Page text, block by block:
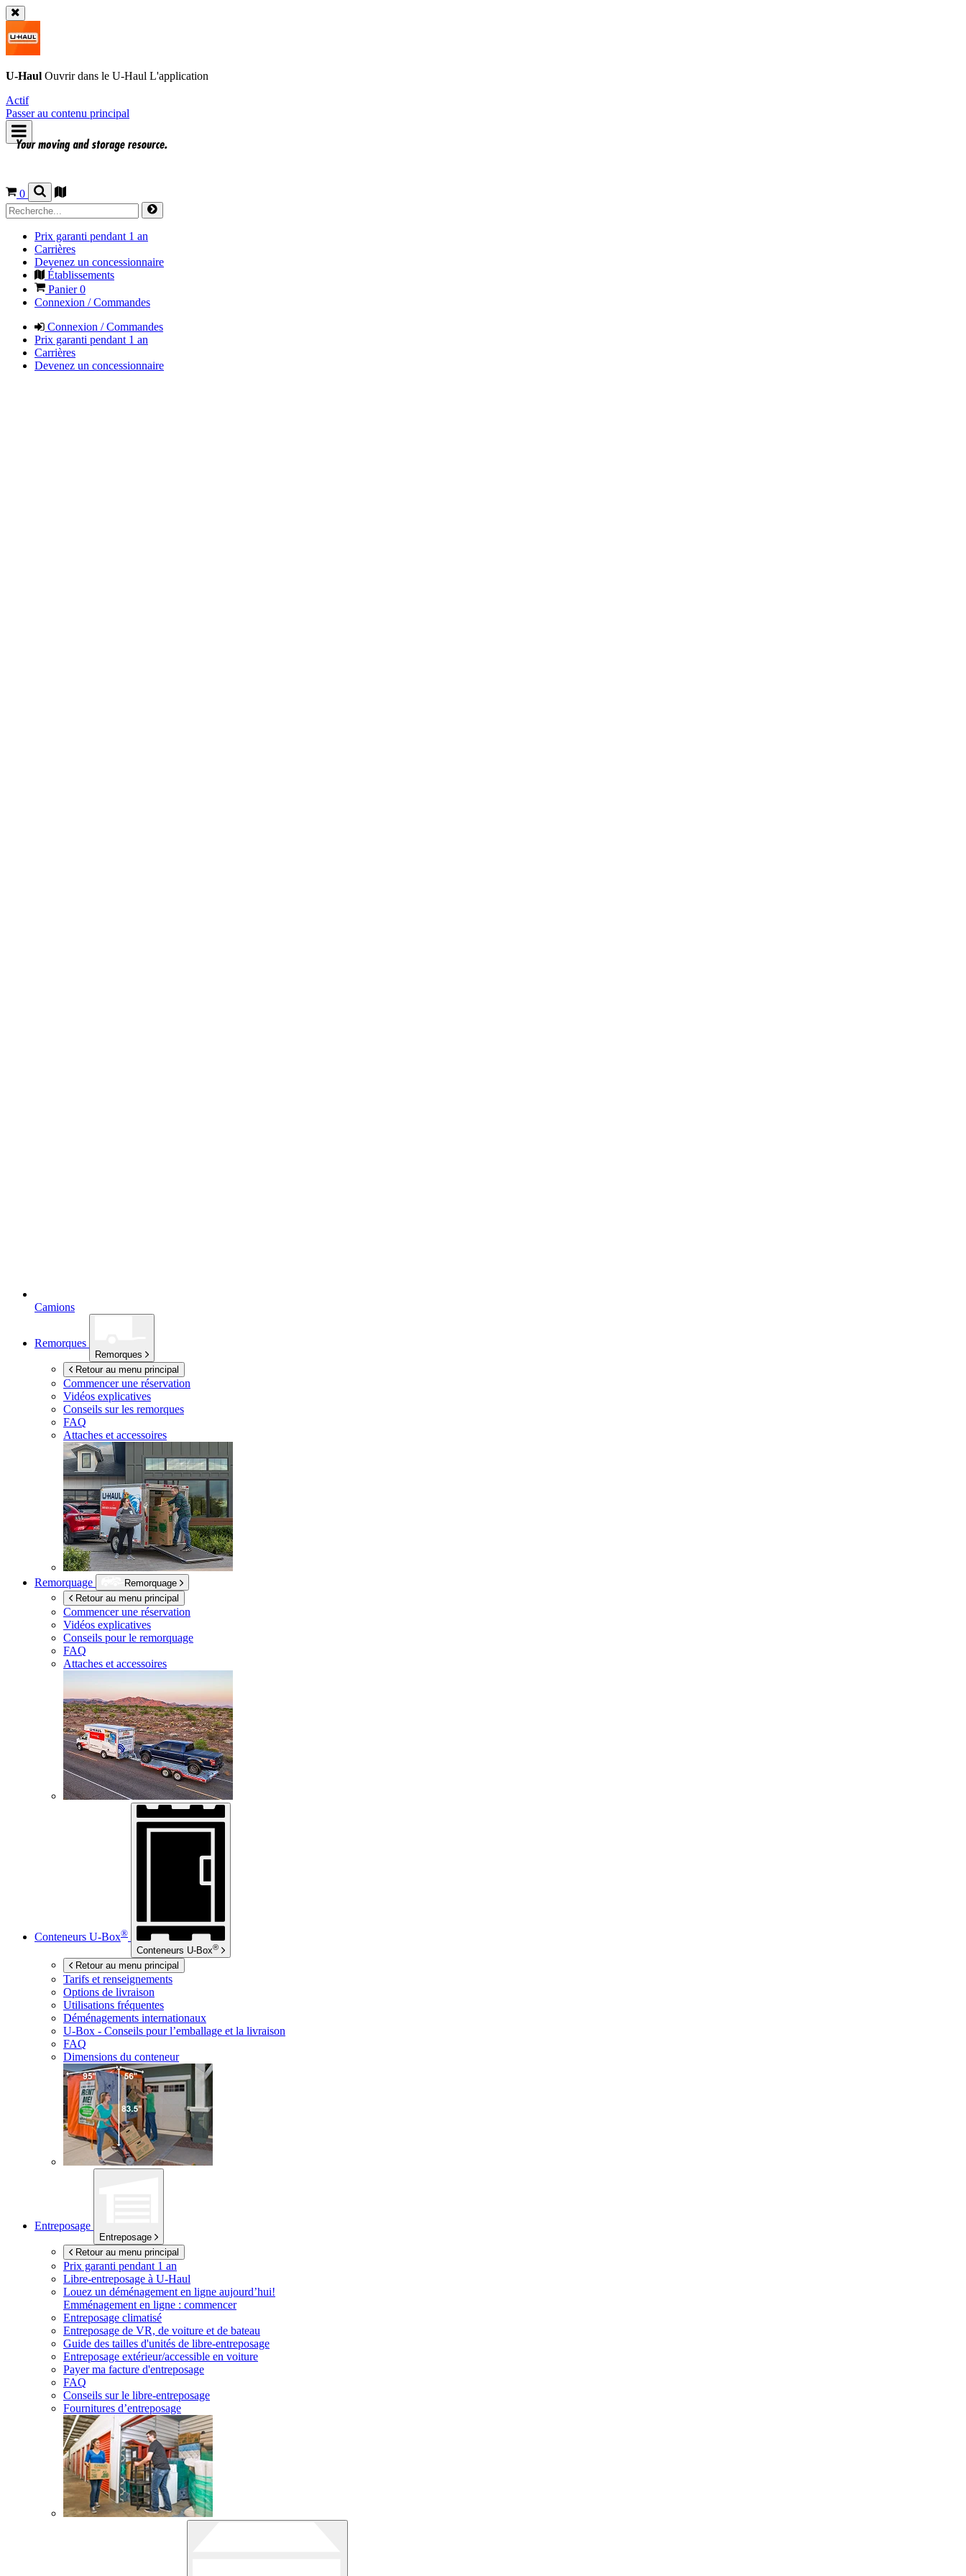
U-Haul Ouvrir dans le U-Haul L'application
Actif
Passer au contenu principal
0
Prix garanti pendant 1 an
Carrières
Devenez un concessionnaire
Établissements
Panier0
Connexion / Commandes
Connexion / Commandes
Prix garanti pendant 1 an
Carrières
Devenez un concessionnaire
Camions
Remorques
Remorques
Retour au menu principal
Commencer une réservation
Vidéos explicatives
Conseils sur les remorques
FAQ
Attaches et accessoires
Remorquage
Remorquage
Retour au menu principal
Commencer une réservation
Vidéos explicatives
Conseils pour le remorquage
FAQ
Attaches et accessoires
Conteneurs U-Box®
Conteneurs U-Box®
Retour au menu principal
Tarifs et renseignements
Options de livraison
Utilisations fréquentes
Déménagements internationaux
U-Box - Conseils pour l’emballage et la livraison
FAQ
Dimensions du conteneur
Entreposage
Entreposage
Retour au menu principal
Prix garanti pendant 1 an
Libre-entreposage à U-Haul
Louez un déménagement en ligne aujourd’hui!
Emménagement en ligne : commencer
Entreposage climatisé
Entreposage de VR, de voiture et de bateau
Guide des tailles d'unités de libre-entreposage
Entreposage extérieur/accessible en voiture
Payer ma facture d'entreposage
FAQ
Conseils sur le libre-entreposage
Fournitures d’entreposage